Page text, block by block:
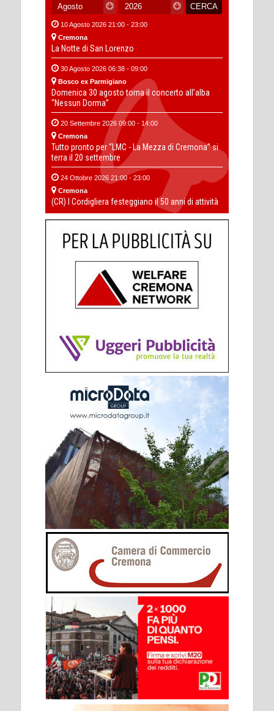
10 Agosto 2026 21:00 - 23:00
Cremona
La Notte di San Lorenzo
30 Agosto 2026 06:38 - 09:00
Bosco ex Parmigiano
Domenica 30 agosto torna il concerto all’alba
“Nessun Dorma”
20 Settembre 2026 09:00 - 14:00
Cremona
Tutto pronto per “LMC - La Mezza di Cremona” si
terra il 20 settembre
24 Ottobre 2026 21:00 - 23:00
Cremona
(CR) I Cordigliera festeggiano il 50 anni di attività